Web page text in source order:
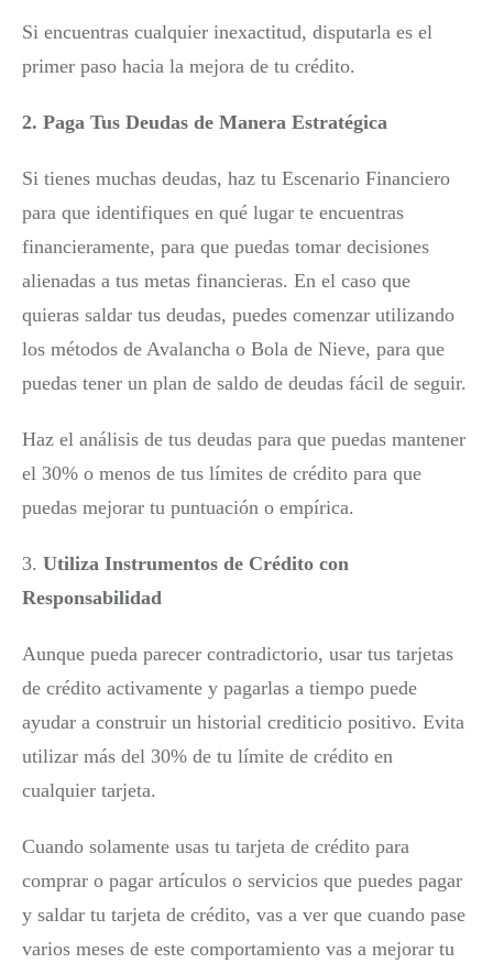
Si encuentras cualquier inexactitud, disputarla es el
primer paso hacia la mejora de tu crédito.
2. Paga Tus Deudas de Manera Estratégica
Si tienes muchas deudas, haz tu Escenario Financiero
para que identifiques en qué lugar te encuentras
financieramente, para que puedas tomar decisiones
alienadas a tus metas financieras. En el caso que
quieras saldar tus deudas, puedes comenzar utilizando
los métodos de Avalancha o Bola de Nieve, para que
puedas tener un plan de saldo de deudas fácil de seguir.
Haz el análisis de tus deudas para que puedas mantener
el 30% o menos de tus límites de crédito para que
puedas mejorar tu puntuación o empírica.
3. Utiliza Instrumentos de Crédito con
Responsabilidad
Aunque pueda parecer contradictorio, usar tus tarjetas
de crédito activamente y pagarlas a tiempo puede
ayudar a construir un historial crediticio positivo. Evita
utilizar más del 30% de tu límite de crédito en
cualquier tarjeta.
Cuando solamente usas tu tarjeta de crédito para
comprar o pagar artículos o servicios que puedes pagar
y saldar tu tarjeta de crédito, vas a ver que cuando pase
varios meses de este comportamiento vas a mejorar tu